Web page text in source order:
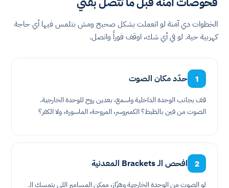
الخطوات دي آمنة لو اتعملت بشكل صحيح ومش بتلمس فيها أي حاجة
كهربية حية. لو في أي شك، اوقف فوراً واتصل.
1 حدّد مكان الصوت
قف بجانب الوحدة الداخلية واسمع، بعدين روح للوحدة الخارجية.
الصوت من فين بالظبط؟ الكمبروسر، المروحة، الماسورة، ولا الكفر؟
2 افحص الـ Brackets المعدنية
لو الصوت من الوحدة الخارجية وهزّاز، ممكن المسامير اللي بتمسك الـ